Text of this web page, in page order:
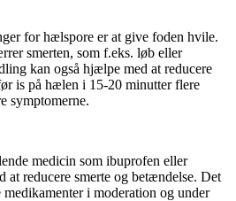
for hælspore er at give foden hvile.
smerten, som f.eks. løb eller
kan også hjælpe med at reducere
is på hælen i 15-20 minutter flere
symptomerne.
medicin som ibuprofen eller
at reducere smerte og betændelse. Det
i moderation og under